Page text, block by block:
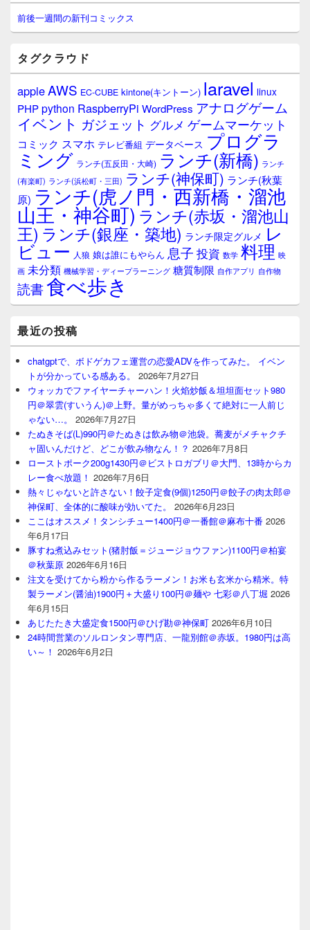
ン
サ
イ
ウ
ィ
ジ
ェ
ア
前後一週間の新刊コミックス
タグクラウド
appleAWS EC-CUBE kintone(キントーン) laravel linux
PHPpython RaspberryPi WordPress アナログゲーム
イベント ガジェット グルメ ゲームマーケット
コミック スマホ テレビ番組 データベース プログラ
ミング ランチ(五反田・大崎) ランチ(新橋) ランチ
(有楽町) ランチ(浜松町・三田) ランチ(神保町) ランチ(秋葉
原) ランチ(虎ノ門・西新橋・溜池
山王・神谷町) ランチ(赤坂・溜池山
王) ランチ(銀座・築地) ランチ限定グルメ レ
ビュー 人狼 娘は誰にもやらん 息子 投資 数学 料理 映
画 未分類 機械学習・ディープラーニング 糖質制限 自作アプリ 自作物
読書食べ歩き
最近の投稿
chatgptで、ボドゲカフェ運営の恋愛ADVを作ってみた。 イベン
トが分かっている感ある。
2026年7月27日
ウォッカでファイヤーチャーハン！火焰炒飯＆坦坦面セット980
円＠翠雲(すいうん)＠上野。量がめっちゃ多くて絶対に一人前じ
ゃない…。
2026年7月27日
たぬきそば(L)990円＠たぬきは飲み物＠池袋。蕎麦がメチャクチ
ャ固いんだけど、どこが飲み物なん！？ 2026年7月8日
ローストポーク200g1430円＠ビストロガブリ＠大門、13時からカ
レー食べ放題！ 2026年7月6日
熱々じゃないと許さない！餃子定食(9個)1250円＠餃子の肉太郎＠
神保町、全体的に酸味が効いてた。
2026年6月23日
ここはオススメ！タンシチュー1400円＠一番館＠麻布十番 2026
年6月17日
豚すね煮込みセット(猪肘飯＝ジュージョウファン)1100円＠柏宴
＠秋葉原 2026年6月16日
注文を受けてから粉から作るラーメン！お米も玄米から精米。特
製ラーメン(醤油)1900円＋大盛り100円＠麺や 七彩＠八丁堀 2026
年6月15日
あじたたき大盛定食1500円＠ひげ勘＠神保町 2026年6月10日
24時間営業のソルロンタン専門店、一龍別館＠赤坂。1980円は高
い～！ 2026年6月2日